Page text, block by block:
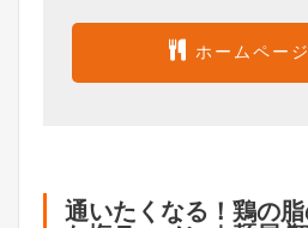
ホームペー
通いたくなる！鶏の